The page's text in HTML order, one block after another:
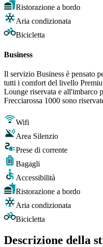
Ristorazione a bordo
Aria condizionata
Bicicletta
Business
Il servizio Business è pensato
tutti i comfort del livello
Lounge riservata e all'imbarco
Frecciarossa 1000 sono
Wifi
Area Silenzio
Prese di corrente
Bagagli
Accessibilità
Ristorazione a bordo
Aria condizionata
Bicicletta
Descrizione della